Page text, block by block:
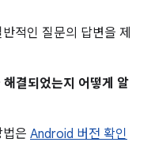
적인 질문의 답변을 제
결되었는지 어떻게 알
은 Android 버전 확인